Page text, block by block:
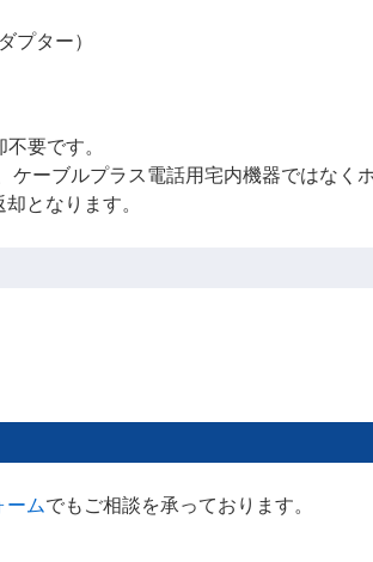
プター）
要です。
ーブルプラス電話用宅内機器ではなく
となります。
ームでもご相談を承っております。